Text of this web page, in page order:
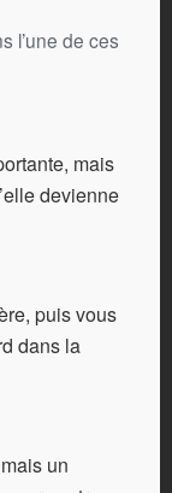
l’une de ces
mais
devienne
puis vous
dans la
un